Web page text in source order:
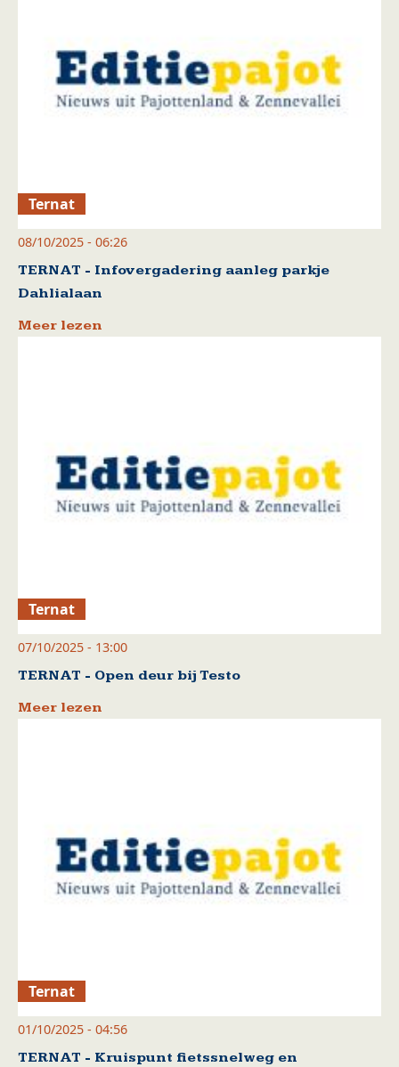
Ternat
08/10/2025 - 06:26
TERNAT - Infovergadering aanleg parkje
Dahlialaan
Meer lezen
Ternat
07/10/2025 - 13:00
TERNAT - Open deur bij Testo
Meer lezen
Ternat
01/10/2025 - 04:56
TERNAT - Kruispunt fietssnelweg en